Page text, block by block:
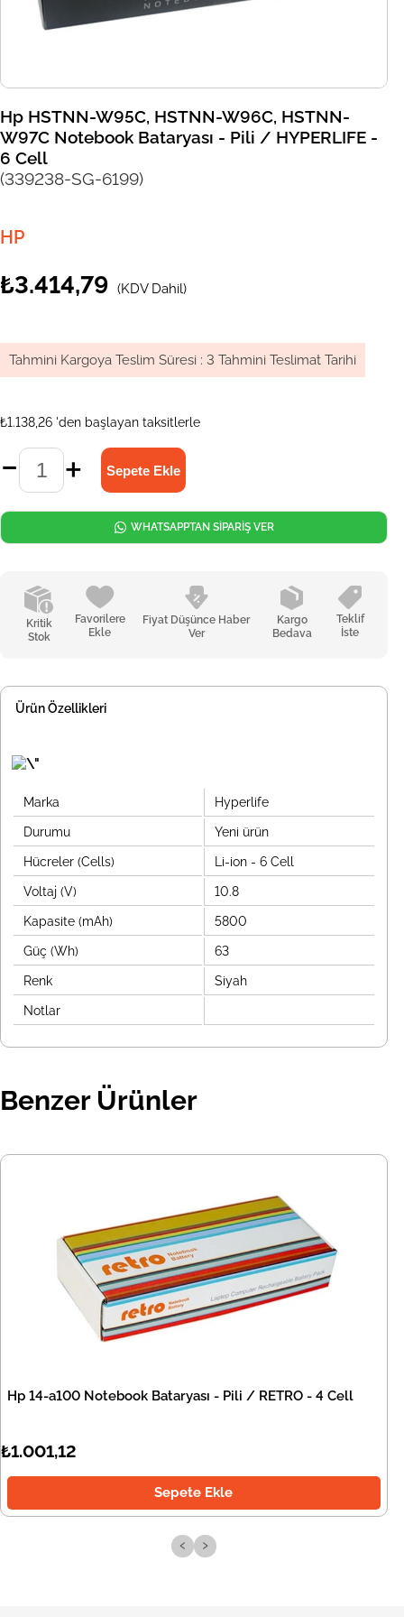
Hp HSTNN-W95C, HSTNN-W96C, HSTNN-
W97C Notebook Bataryası - Pili / HYPERLIFE -
6 Cell
(339238-SG-6199)
HP
₺3.414,79 (KDV Dahil)
Tahmini Kargoya Teslim Süresi : 3 Tahmini Teslimat Tarihi
₺1.138,26 'den başlayan taksitlerle
Kritik
Stok
Favorilere
Ekle
Fiyat Düşünce Haber
Ver
Kargo
Bedava
Teklif
İste
WHATSAPPTAN SİPARİŞ VER
Ürün Özellikleri
Marka Hyperlife
Durumu Yeni ürün
Hücreler (Cells) Li-ion - 6 Cell
Voltaj (V) 10.8
Kapasite (mAh) 5800
Güç (Wh) 63
Renk Siyah
Notlar
Benzer Ürünler
Hp 14-a100 Notebook Bataryası - Pili / RETRO - 4 Cell
₺1.001,12
Sepete Ekle
‹ ›